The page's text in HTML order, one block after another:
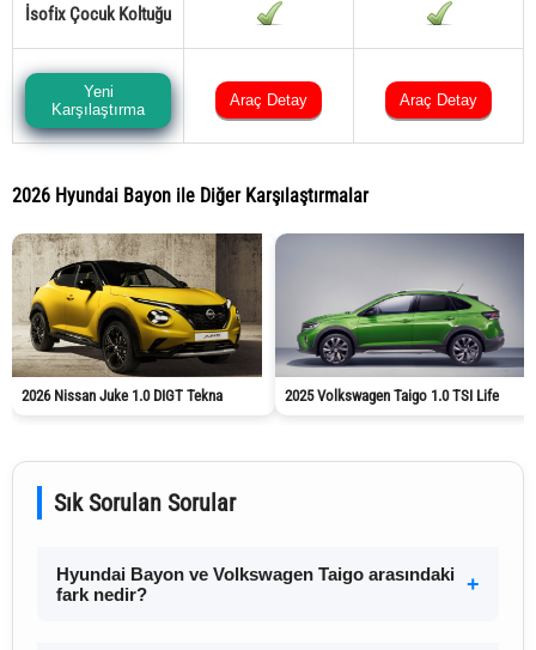
İsofix Çocuk Koltuğu
Yeni
Karşılaştırma
Araç Detay Araç Detay
2026 Hyundai Bayon ile Diğer Karşılaştırmalar
2026 Nissan Juke 1.0 DIGT Tekna 2025 Volkswagen Taigo 1.0 TSI Life
Sık Sorulan Sorular
Hyundai Bayon ve Volkswagen Taigo arasındaki
fark nedir?